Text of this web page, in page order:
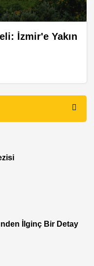
İzmir'e Yakın
İlginç Bir Detay